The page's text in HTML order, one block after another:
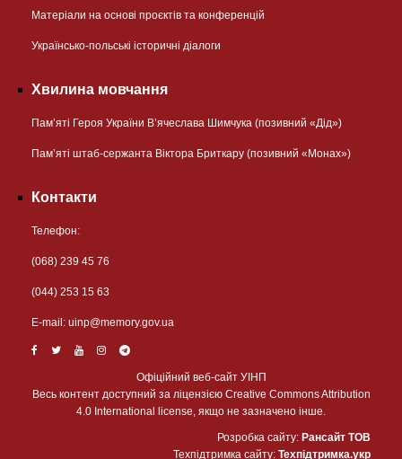
Матеріали на основі проєктів та конференцій
Українсько-польські історичні діалоги
Хвилина мовчання
Пам’яті Героя України В’ячеслава Шимчука (позивний «Дід»)
Пам’яті штаб-сержанта Віктора Бриткару (позивний «Монах»)
Контакти
Телефон:
(068) 239 45 76
(044) 253 15 63
Е-mail: uinp@memory.gov.ua
Офіційний веб-сайт УІНП
Весь контент доступний за ліцензією Creative Commons Attribution
4.0 International license, якщо не зазначено інше.
Розробка сайту: Рансайт ТОВ
Техпідтримка сайту: Техпідтримка.укр